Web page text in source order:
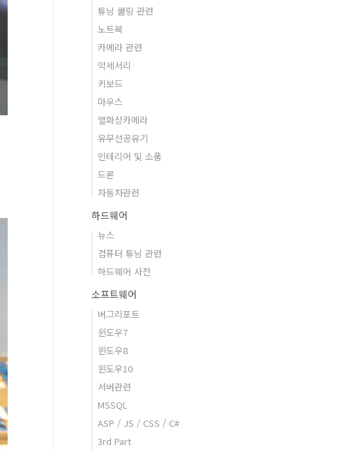
튜닝 쿨링 관련
노트북
카메라 관련
악세서리
키보드
마우스
열화상카메라
유무선공유기
인테리어 및 소품
드론
자동차관련
하드웨어
뉴스
컴퓨터 튜닝 관련
하드웨어 사전
소프트웨어
버그리포트
윈도우7
윈도우8
윈도우10
서버관련
MSSQL
ASP / JS / CSS / C#
3rd Part